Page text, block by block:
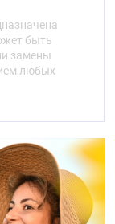
их
местного
защиту
рН и
и воды и
в
и
быть
замены
любых